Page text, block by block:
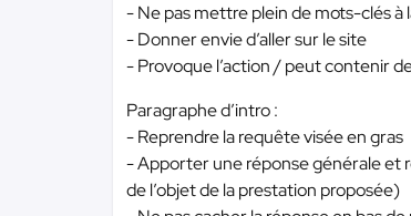
- Ne pas mettre plein de mots-clés
- Donner envie d’aller sur le site
- Provoque l’action / peut contenir
Paragraphe d’intro :
- Reprendre la requête visée en gras
- Apporter une réponse générale et
de l’objet de la prestation proposée)